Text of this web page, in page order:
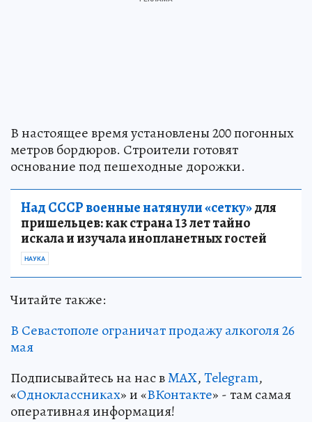
В настоящее время установлены 200 погонных
метров бордюров. Строители готовят
основание под пешеходные дорожки.
Над СССР военные натянули «сетку»для
пришельцев: как страна 13 лет тайно
искала и изучала инопланетных гостей
НАУКА
Читайте также:
В Севастополе ограничат продажу алкоголя 26
мая
Подписывайтесь на нас вMAX,Telegram,
«Одноклассниках» и «ВКонтакте» - там самая
оперативная информация!